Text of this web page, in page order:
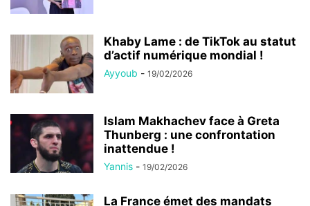
Khaby Lame : de TikTok au statut
d’actif numérique mondial !
Ayyoub - 19/02/2026
Islam Makhachev face à Greta
Thunberg : une confrontation
inattendue !
Yannis - 19/02/2026
La France émet des mandats